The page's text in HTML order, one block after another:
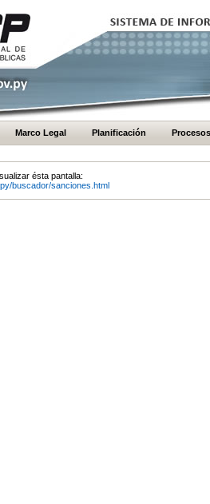
Marco Legal Planificación Procesos
ésta pantalla:
buscador/sanciones.html